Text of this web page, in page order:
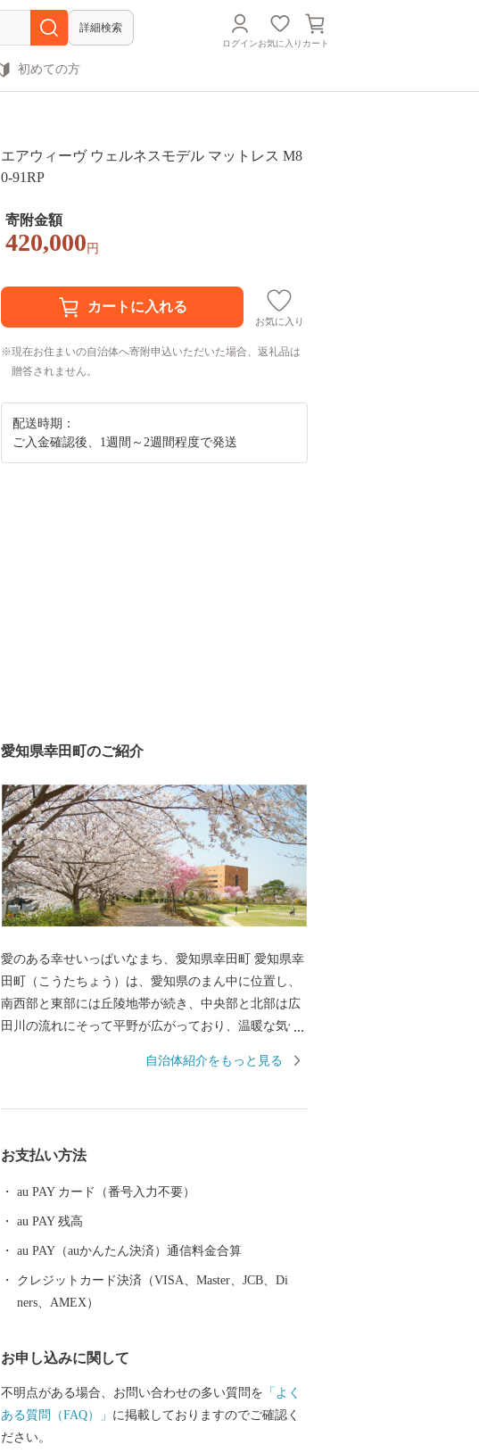
詳細検索
ログインお気に入り カート
初めての方
エアウィーヴ ウェルネスモデル マットレス M8
0-91RP
寄附金額
420,000 円
お気に入り
現在お住まいの自治体へ寄附申込いただいた場合、返礼品は
贈答されません。
配送時期：
ご入金確認後、1週間～2週間程度で発送
愛知県幸田町のご紹介
愛のある幸せいっぱいなまち、愛知県幸田町 愛知県幸
田町（こうたちょう）は、愛知県のまん中に位置し、
南西部と東部には丘陵地帯が続き、中央部と北部は広
田川の流れにそって平野が広がっており、温暖な気候
折々のイベント、特産品の筆柿・いちご・なす等があ
ど、多様なものづくり企業が多く集積しています。
木々が芽吹く～春爛漫に咲き誇るしだれ桜 光輝く夏
情緒豊かな秋～燃え盛るような紅葉と丹精込めて育て
た農作物の収穫 大空と大地、凛々しい冬～皆の力で
空高く壮大に舞う15畳の大凧の雄姿 四季折々の様々
だき、皆さまの心のふるさととなることが出来ればと
願っています。
自治体紹介をもっと見る
お支払い方法
au PAY カード（番号入力不要）
au PAY 残高
au PAY（auかんたん決済）通信料金合算
クレジットカード決済（VISA、Master、JCB、Di
ners、AMEX）
お申し込みに関して
不明点がある場合、お問い合わせの多い質問を 「よく
ある質問（FAQ）」 に掲載しておりますのでご確認く
ださい。